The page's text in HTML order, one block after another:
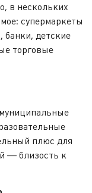
в нескольких
супермаркеты
банки, детские
торговые
плюс для
— близость к